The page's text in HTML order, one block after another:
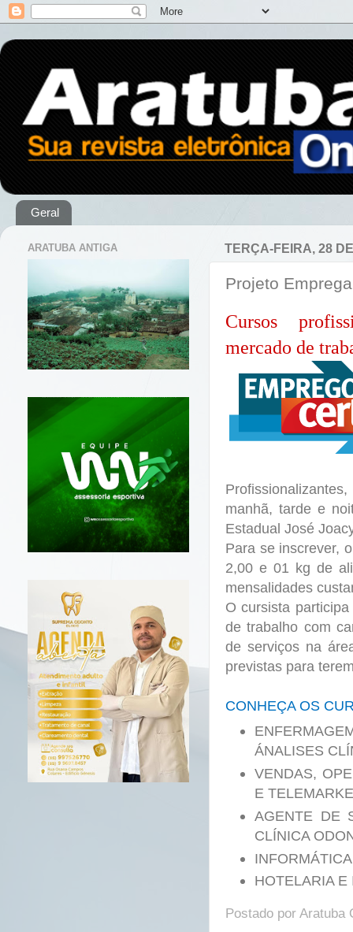
Geral
TERÇA-FEIRA, 28
Projeto
Cursos
mercado de
manhã, tarde e
Estadual José
Para se inscrever,
2,00 e 01 kg de
mensalidades
O cursista
de trabalho com
de serviços na
previstas para
CONHEÇA OS
ÁNALISES
VENDAS,
E
AGENTE DE
CLÍNICA
HOTELARIA E
Postado por Aratuba
ARATUBA ANTIGA